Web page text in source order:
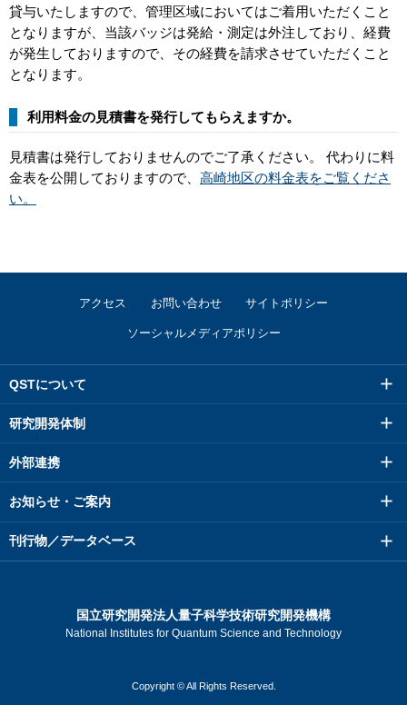
貸与いたしますので、管理区域においてはご着用いただくこと
となりますが、当該バッジは発給・測定は外注しており、経費
が発生しておりますので、その経費を請求させていただくこと
となります。
利用料金の見積書を発行してもらえますか。
見積書は発行しておりませんのでご了承ください。 代わりに料
金表を公開しておりますので、 高崎地区の料金表をご覧くださ
い。
アクセス お問い合わせ サイトポリシー
ソーシャルメディアポリシー
QSTについて
研究開発体制
外部連携
お知らせ・ご案内
刊行物／データベース
国立研究開発法人量子科学技術研究開発機構
National Institutes for Quantum Science and Technology
Copyright © All Rights Reserved.